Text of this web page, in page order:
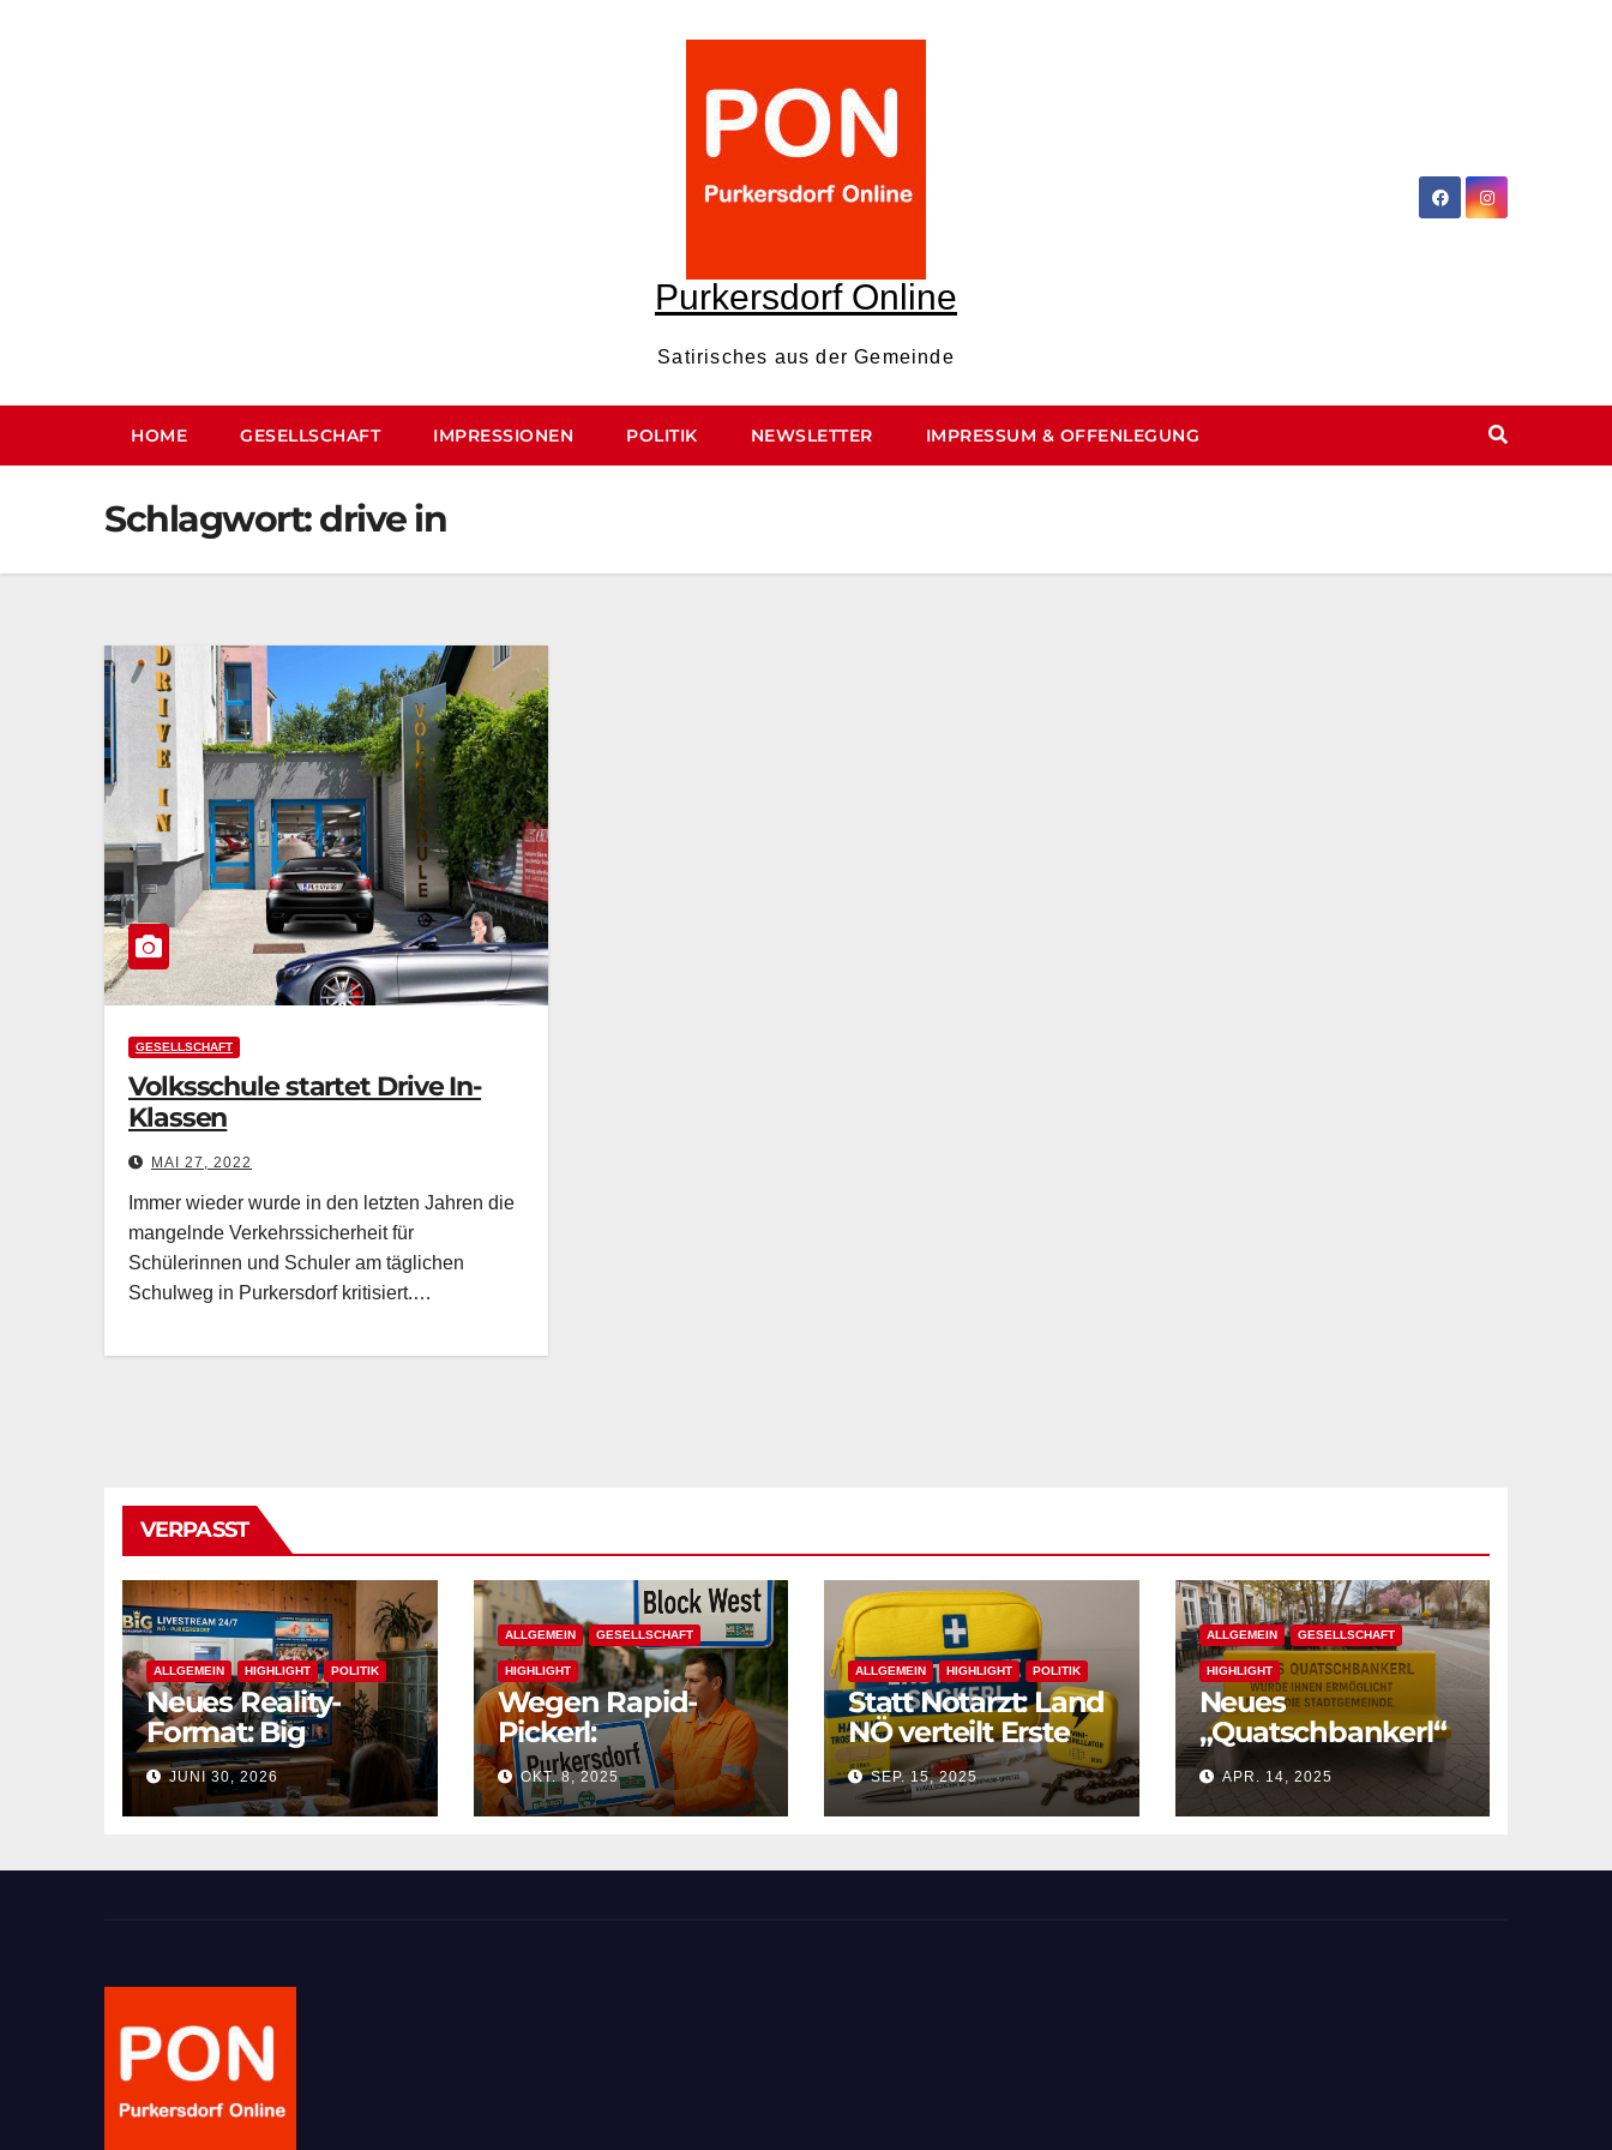
Purkersdorf Online
Satirisches aus der Gemeinde
HOME GESELLSCHAFT IMPRESSIONEN POLITIK NEWSLETTER IMPRESSUM & OFFENLEGUNG
Schlagwort:drive in
GESELLSCHAFT
Volksschule startet Drive In-
Klassen
MAI 27, 2022
Immer wieder wurde in den letzten Jahren die
mangelnde Verkehrssicherheit für
Schülerinnen und Schuler am täglichen
Schulweg in Purkersdorf kritisiert.…
VERPASST
ALLGEMEIN HIGHLIGHT POLITIK
Neues Reality-
Format: Big
BürgermeisterIn
JUNI 30, 2026
ALLGEMEIN GESELLSCHAFT
HIGHLIGHT
Wegen Rapid-
Pickerl:
Purkersdorf heißt
nun „Block West“
OKT. 8, 2025
ALLGEMEIN HIGHLIGHT POLITIK
Statt Notarzt: Land
NÖ verteilt Erste
Hilfe-Sackerl
SEP. 15, 2025
ALLGEMEIN GESELLSCHAFT
HIGHLIGHT
Neues
„Quatschbankerl“
am Hauptplatz
enthüllt
APR. 14, 2025